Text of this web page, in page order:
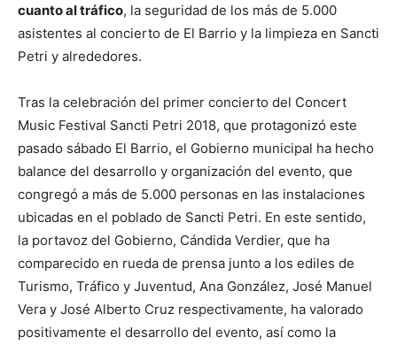
cuanto al tráfico, la seguridad de los más de 5.000
asistentes al concierto de El Barrio y la limpieza en Sancti
Petri y alrededores.
Tras la celebración del primer concierto del Concert
Music Festival Sancti Petri 2018, que protagonizó este
pasado sábado El Barrio, el Gobierno municipal ha hecho
balance del desarrollo y organización del evento, que
congregó a más de 5.000 personas en las instalaciones
ubicadas en el poblado de Sancti Petri. En este sentido,
la portavoz del Gobierno, Cándida Verdier, que ha
comparecido en rueda de prensa junto a los ediles de
Turismo, Tráfico y Juventud, Ana González, José Manuel
Vera y José Alberto Cruz respectivamente, ha valorado
positivamente el desarrollo del evento, así como la